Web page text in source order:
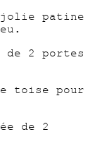
patine
de 2 portes
toise pour
de 2